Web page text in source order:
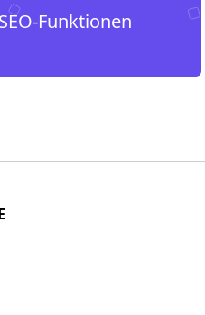
SEO-Funktionen